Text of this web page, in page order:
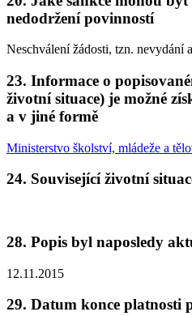
nedodržení povinností
Neschválení žádosti, tzn. nevydání
23. Informace o
životní situace) je možné
a v jiné formě
Ministerstvo školství, mládeže a
24. Související životní
28. Popis byl naposledy
12.11.2015
29. Datum konce platnosti